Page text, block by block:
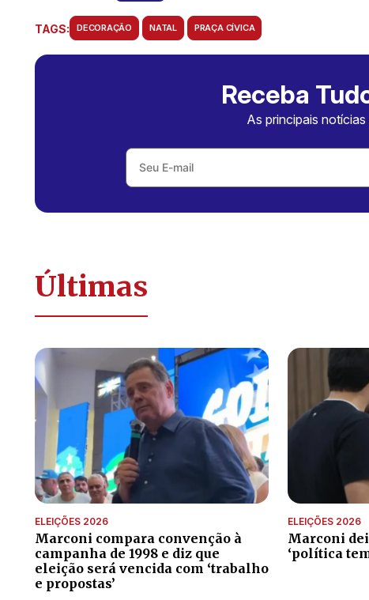
TAGS: DECORAÇÃO NATAL PRAÇA CÍVICA
Receba
As principais
Últimas
ELEIÇÕES 2026
Marconi compara convenção à
campanha de 1998 e diz que
eleição será vencida com ‘trabalho
e propostas’
ELEIÇÕES 2026
Marconi
‘política